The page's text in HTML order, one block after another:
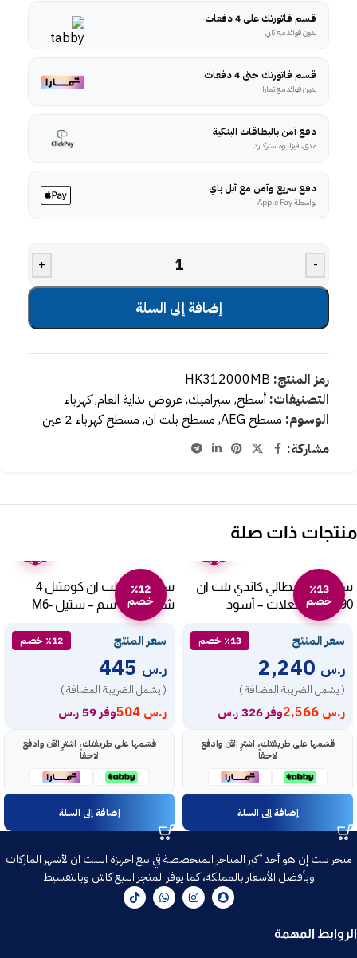
قسم فاتورتك على 4 دفعات
بدون فوائد مع تابي
قسم فاتورتك حتى 4 دفعات
بدون فوائد مع تمارا
دفع آمن بالبطاقات البنكية
مدى، فيزا، وماستركارد
دفع سريع وآمن مع أبل باي
بواسطة Apple Pay
-
+
إضافة إلى السلة
رمز المنتج: HK312000MB
التصنيفات: أسطح, سيراميك,عروض بداية العام,كهرباء
الوسوم: مسطح AEG , مسطح بلت ان, مسطح كهرباء 2 عين
مشاركة:
منتجات ذات صلة
٪13
خصم
سطح غاز ايطالي كاندي بلت ان
90 سم 5 شعلات – أسود
CVG938WPB SASO
سعر المنتج ٪13 خصم
ر.س
( يشمل الضريبة المضافة )
ر.س2,566 وفر 326 ر.س
قسّمها على طريقتك، اشترِ الآن وادفع
لاحقاً
إضافة إلى السلة
٪12
خصم
سطح غاز بلت ان كومتيل 4
شعلات 60 سم – ستيل M6-
40BF/H
سعر المنتج ٪12 خصم
ر.س
( يشمل الضريبة المضافة )
ر.س504 وفر 59 ر.س
قسّمها على طريقتك، اشترِ الآن وادفع
لاحقاً
إضافة إلى السلة
متجر بلت إن هو أحد أكبر المتاجر المتخصصة في بيع اجهزة البلت ان لأشهر الماركات
وبأفضل الأسعار بالمملكة، كما يوفر المتجر البيع كاش وبالتقسيط
الروابط المهمة